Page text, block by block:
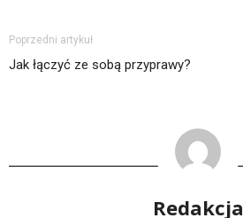
Poprzedni artykuł
Jak łączyć ze sobą przyprawy?
Redakcja